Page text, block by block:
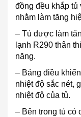
đồng đều khắp tủ
nhằm làm tăng
– Tủ được làm
lạnh R290 thân
năng.
– Bảng điều
nhiệt độ sắc nét,
nhiệt độ của tủ.
– Bên trong tủ có